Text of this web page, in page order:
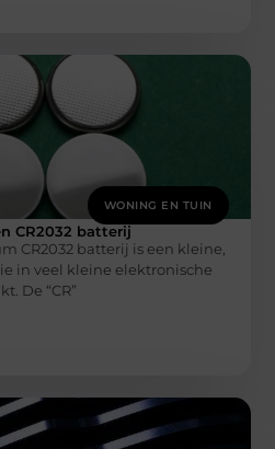
WONING EN TUIN
CR2032 batterij
CR2032 batterij is een kleine,
in veel kleine elektronische
De “CR”